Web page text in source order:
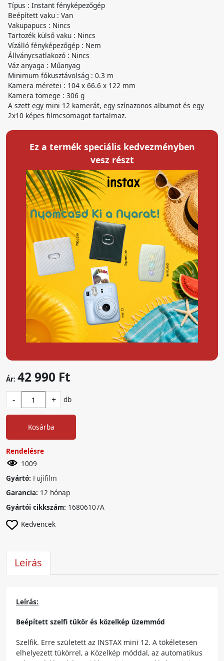
Típus : Instant fényképezőgép
Beépített vaku : Van
Vakupapucs : Nincs
Tartozék külső vaku : Nincs
Vízálló fényképezőgép : Nem
Állványcsatlakozó : Nincs
Váz anyaga : Műanyag
Minimum fókusztávolság : 0.3 m
Kamera méretei : 104 x 66.6 x 122 mm
Kamera tömege : 306 g
A szett egy mini 12 kamerát, egy színazonos albumot és egy
2x10 képes filmcsomagot tartalmaz.
Ez a termék speciális kedvezményben
vesz részt
Ár: 42 990 Ft
- + db
Kosárba
Rendelésre
1009
Gyártó: Fujifilm
Garancia: 12 hónap
Gyártói cikkszám: 16806107A
Kedvencek
Leírás
Leírás:
Beépített szelfi tükör és közelkép üzemmód
Szelfik. Erre született az INSTAX mini 12. A tökéletesen
elhelyezett tükörrel, a Közelkép móddal, az automatikus